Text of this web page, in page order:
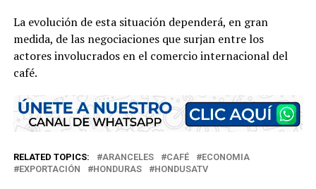
La evolución de esta situación dependerá, en gran
medida, de las negociaciones que surjan entre los
actores involucrados en el comercio internacional del
café.
RELATED TOPICS: ARANCELES CAFÉ
ECONOMIA
EXPORTACIÓN
HONDURAS HONDUSATV